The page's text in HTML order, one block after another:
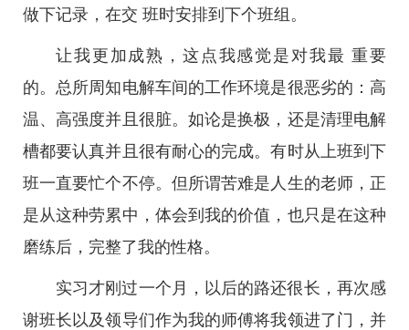
做下记录，在交 班时安排到下个班组。
让我更加成熟，这点我感觉是对我最 重要
的。总所周知电解车间的工作环境是很恶劣的：高
温、高强度并且很脏。如论是换极，还是清理电解
槽都要认真并且很有耐心的完成。有时从上班到下
班一直要忙个不停。但所谓苦难是人生的老师，正
是从这种劳累中，体会到我的价值，也只是在这种
磨练后，完整了我的性格。
实习才刚过一个月，以后的路还很长，再次感
谢班长以及领导们作为我的师傅将我领进了门，并